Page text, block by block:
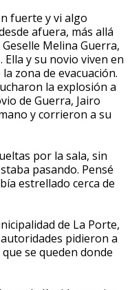
fuerte y vi algo
afuera, más allá
Melina Guerra,
Ella y su novio viven en
zona de evacuación.
la explosión a
de Guerra, Jairo
y corrieron a su
por la sala, sin
pasando. Pensé
estrellado cerca de
de La Porte,
pidieron a
se queden donde